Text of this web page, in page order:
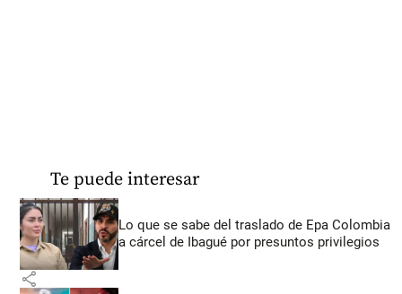
Te puede interesar
Lo que se sabe del traslado de Epa Colombia
a cárcel de Ibagué por presuntos privilegios
share